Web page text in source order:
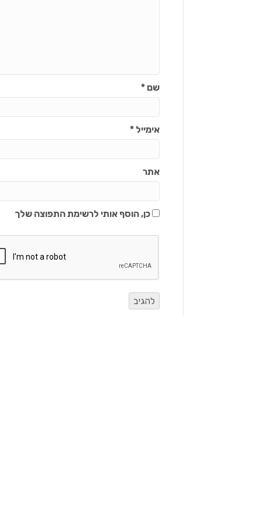
שם*
אימייל*
אתר
כן, הוסף אותי לרשימת התפוצה שלך